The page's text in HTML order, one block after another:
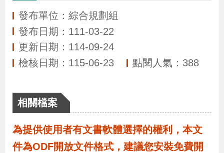
息
發
為
民
服
發布單位：綜合規劃組
發布日期：111-03-22
更新日期：114-09-24
檢核日期：115-06-23
點閱人氣：388
相關檔案
為提供使用者有文書軟體選擇的權利，本文
件為ODF開放文件格式，建議您安裝免費開